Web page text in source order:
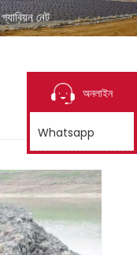
গ্যাবিয়ন নেট
অনলাইন
Whatsapp